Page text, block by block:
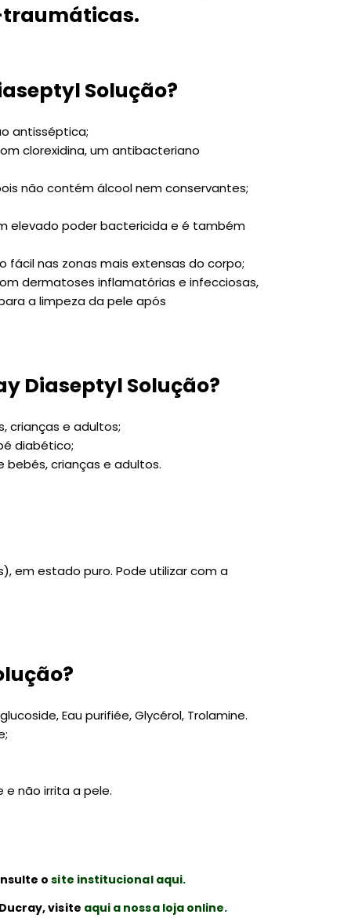
traumáticas.
Solução?
antisséptica;
clorexidina, um antibacteriano
não contém álcool nem conservantes;
elevado poder bactericida e é também
fácil nas zonas mais extensas do corpo;
dermatoses inflamatórias e infecciosas,
a limpeza da pele após
Diaseptyl Solução?
crianças e adultos;
diabético;
bebés, crianças e adultos.
em estado puro. Pode utilizar com a
Eau purifiée, Glycérol, Trolamine.
e não irrita a pele.
osite institucional aqui.
visite aqui a nossa loja online.